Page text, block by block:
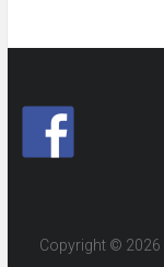
Copyright © 2026